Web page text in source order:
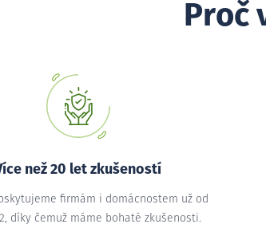
Proč
než 20 let zkušeností
firmám i domácnostem už od
díky čemuž máme bohaté zkušenosti.